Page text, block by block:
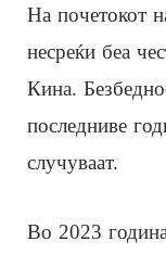
На почетокот
несреќи беа
Кина.
последниве
случуваат.
Во 2023